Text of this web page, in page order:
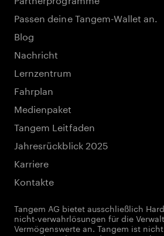
Passen deine Tangem-Wallet an.
Blog
Nachricht
Lernzentrum
Fahrplan
Medienpaket
Tangem Leitfaden
Jahresrückblick 2025
Karriere
Kontakte
Tangem AG bietet ausschließlich
nicht-verwahrlösungen für die
Vermögenswerte an. Tangem ist